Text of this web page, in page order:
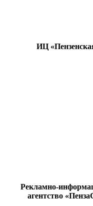
ИЦ
Рекламно-
агентство